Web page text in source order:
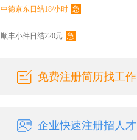
中徳京东日结18/小时 急
顺丰小件日结220元 急
免费注册简历找工作
企业快速注册招人才